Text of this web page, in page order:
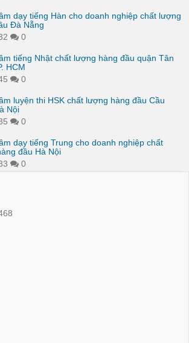
dạy tiếng Hàn cho doanh nghiệp chất lượng
Đà Nẵng
0
tiếng Nhật chất lượng hàng đầu quận Tân
HCM
0
luyện thi HSK chất lượng hàng đầu Cầu
Nội
0
dạy tiếng Trung cho doanh nghiệp chất
đầu Hà Nội
0